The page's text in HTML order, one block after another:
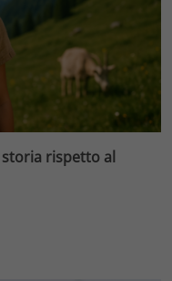
rispetto al